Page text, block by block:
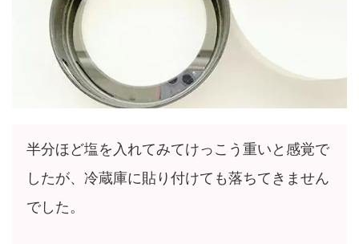
半分ほど塩を入れてみてけっこう重いと感覚で
したが、冷蔵庫に貼り付けても落ちてきません
でした。